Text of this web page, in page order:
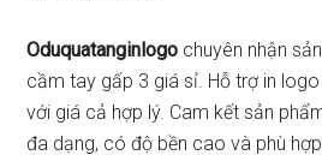
Oduquatanginlogo chuyên nhận
cầm tay gấp 3 giá sỉ. Hỗ trợ in
với giá cả hợp lý. Cam kết sản
đa dạng, có độ bền cao và phù